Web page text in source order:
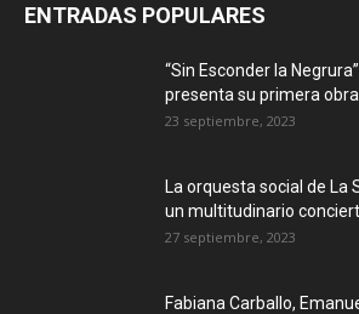
ENTRADAS POPULARES
“Sin Esconder la
presenta su primera obra...
23 septiembre, 2023
La orquesta social de La
un multitudinario
27 septiembre, 2023
Fabiana Carballo,